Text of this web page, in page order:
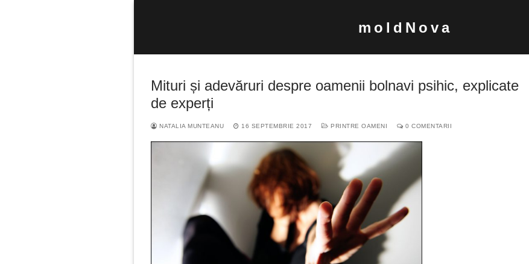
moldNova
Mituri și adevăruri despre oamenii bolnavi psihic, explicate
de experți
NATALIA MUNTEANU 16 SEPTEMBRIE 2017 PRINTRE OAMENI 0 COMENTARII